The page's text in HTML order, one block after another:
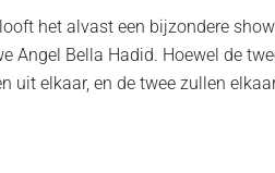
het alvast een bijzondere
Angel Bella Hadid. Hoewel de
uit elkaar, en de twee zullen